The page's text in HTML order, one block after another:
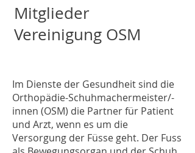
Mitglieder
Vereinigung OSM
Im Dienste der Gesundheit sind die
Orthopädie-Schuhmachermeister/-
innen (OSM) die Partner für Patient
und Arzt, wenn es um die
Versorgung der Füsse geht. Der Fuss